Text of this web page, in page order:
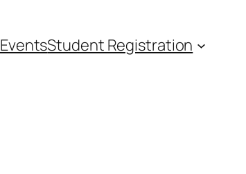
EventsStudent Registration